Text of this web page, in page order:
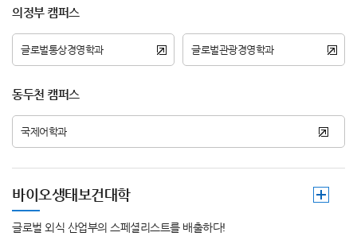
의정부 캠퍼스
글로벌통상경영학과 글로벌관광경영학과
동두천 캠퍼스
국제어학과
바이오생태보건대학
글로벌 외식 산업부의 스페셜리스트를 배출하다!